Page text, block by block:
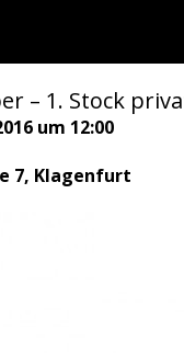
– 1. Stock
um 12:00
7, Klagenfurt